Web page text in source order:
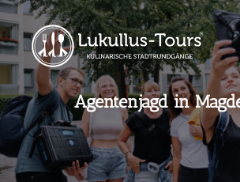
Agentenjagd in